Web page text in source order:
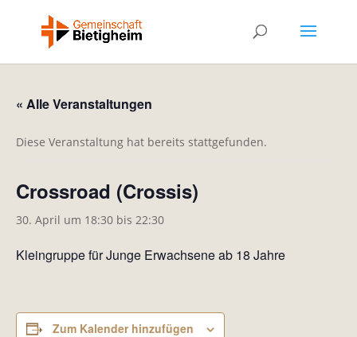
« Alle Veranstaltungen
Diese Veranstaltung hat bereits stattgefunden.
Crossroad (Crossis)
30. April um 18:30 bis 22:30
Kleingruppe für Junge Erwachsene ab 18 Jahre
Zum Kalender hinzufügen